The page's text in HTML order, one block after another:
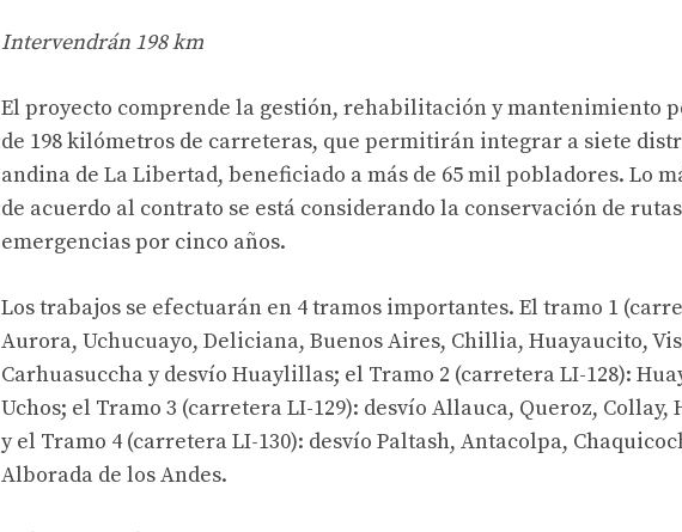
Intervendrán 198 km
El proyecto comprende la gestión, rehabilitación y mantenimiento
de 198 kilómetros de carreteras, que permitirán integrar a siete
andina de La Libertad, beneficiado a más de 65 mil pobladores. Lo
de acuerdo al contrato se está considerando la conservación de
emergencias por cinco años.
Los trabajos se efectuarán en 4 tramos importantes. El tramo 1
Aurora, Uchucuayo, Deliciana, Buenos Aires, Chillia, Huayaucito,
Carhuasuccha y desvío Huaylillas; el Tramo 2 (carretera LI-128):
Uchos; el Tramo 3 (carretera LI-129): desvío Allauca, Queroz, Collay,
y el Tramo 4 (carretera LI-130): desvío Paltash, Antacolpa,
Alborada de los Andes.